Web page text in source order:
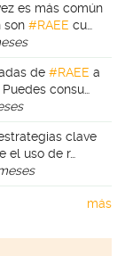
es más común
son #RAEE cu…
de #RAEE a
consu…
clave
el uso de r…
más